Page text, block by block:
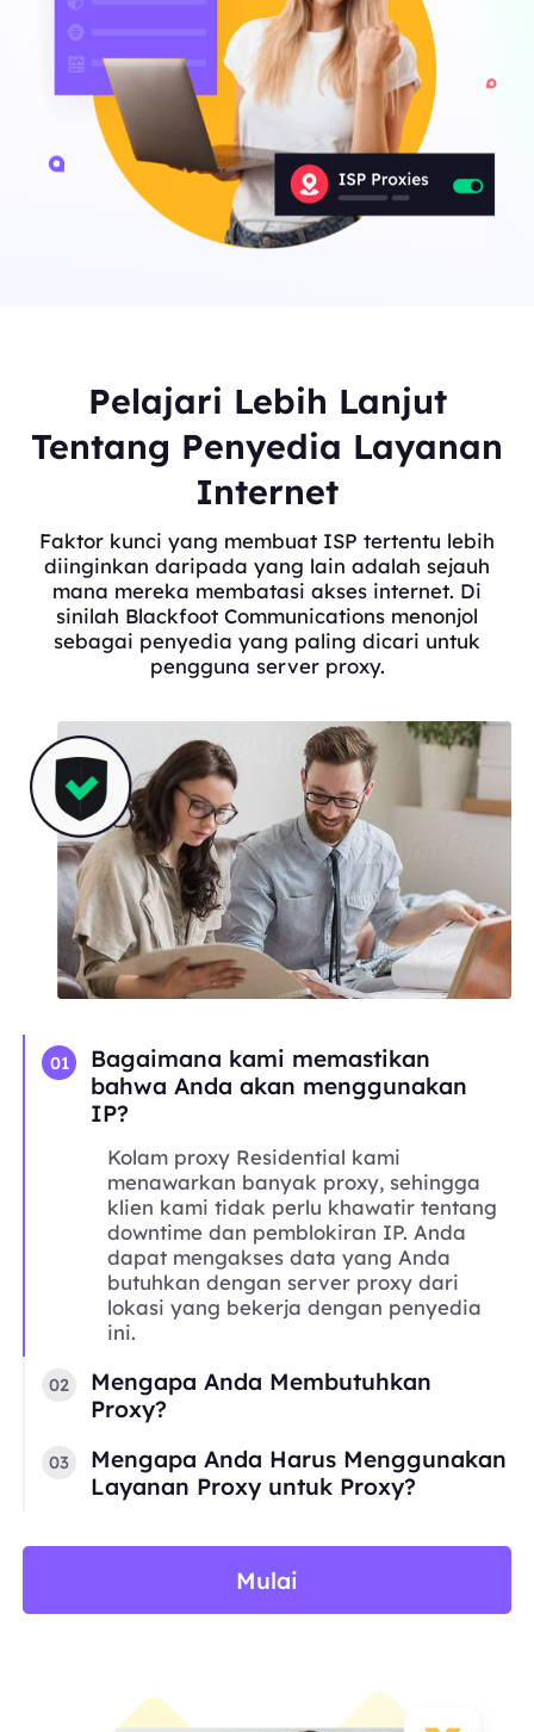
Pelajari Lebih Lanjut
Tentang Penyedia Layanan
Internet
Faktor kunci yang membuat ISP tertentu lebih
diinginkan daripada yang lain adalah sejauh
mana mereka membatasi akses internet. Di
sinilah Blackfoot Communications menonjol
sebagai penyedia yang paling dicari untuk
pengguna server proxy.
01
Bagaimana kami memastikan
bahwa Anda akan menggunakan
IP?
Kolam proxy Residential kami
menawarkan banyak proxy, sehingga
klien kami tidak perlu khawatir tentang
downtime dan pemblokiran IP. Anda
dapat mengakses data yang Anda
butuhkan dengan server proxy dari
lokasi yang bekerja dengan penyedia
ini.
02
Mengapa Anda Membutuhkan
Proxy?
03
Mengapa Anda Harus Menggunakan
Layanan Proxy untuk Proxy?
Mulai